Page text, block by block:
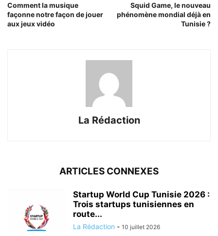
Comment la musique
façonne notre façon de jouer
aux jeux vidéo
Squid Game, le nouveau
phénomène mondial déjà en
Tunisie ?
La Rédaction
ARTICLES CONNEXES
Startup World Cup Tunisie 2026 :
Trois startups tunisiennes en
route...
La Rédaction - 10 juillet 2026